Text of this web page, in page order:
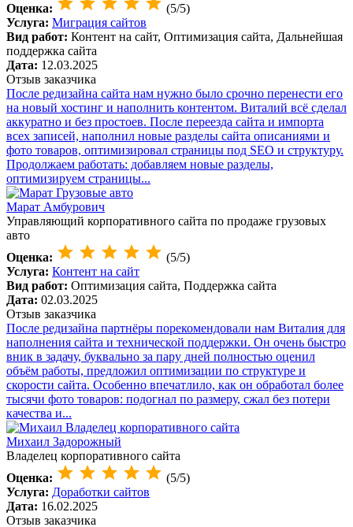
Оценка:
(5/5)
Услуга: Миграция сайтов
Вид работ: Контент на сайт, Оптимизация сайта, Дальнейшая
поддержка сайта
Дата: 12.03.2025
Отзыв заказчика
После редизайна сайта нам нужно было срочно перенести его
на новый хостинг и наполнить контентом. Виталий всё сделал
аккуратно и без простоев. После переезда сайта и импорта
всех записей, наполнил новые разделы сайта описаниями и
фото товаров, оптимизировал страницы под SEO и структуру.
Продолжаем работать: добавляем новые разделы,
оптимизируем страницы...
Марат Амбурович
Управляющий корпоративного сайта по продаже грузовых
авто
Оценка:
(5/5)
Услуга: Контент на сайт
Вид работ: Оптимизация сайта, Поддержка сайта
Дата: 02.03.2025
Отзыв заказчика
После редизайна партнёры порекомендовали нам Виталия для
наполнения сайта и технической поддержки. Он очень быстро
вник в задачу, буквально за пару дней полностью оценил
объём работы, предложил оптимизации по структуре и
скорости сайта. Особенно впечатлило, как он обработал более
тысячи фото товаров: подогнал по размеру, сжал без потери
качества и...
Михаил Задорожный
Владелец корпоративного сайта
Оценка:
(5/5)
Услуга: Доработки сайтов
Дата: 16.02.2025
Отзыв заказчика